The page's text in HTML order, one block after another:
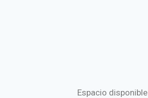
Espacio disponible